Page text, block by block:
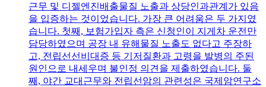
근무 및 디젤엔진배출물질 노출과 상당인과관계가 있음
을 입증하는 것이었습니다. 가장 큰 어려움은 두 가지였
습니다. 첫째, 보험가입자 측은 신청인이 지게차 운전만
담당하였으며 공장 내 유해물질 노출도 없다고 주장하
고, 전립선선비대증 등 기저질환과 고령을 발병의 주된
원인으로 내세우며 불인정 의견을 제출하였습니다. 둘
째, 야간 교대근무와 전립선암의 관련성은 국제암연구소